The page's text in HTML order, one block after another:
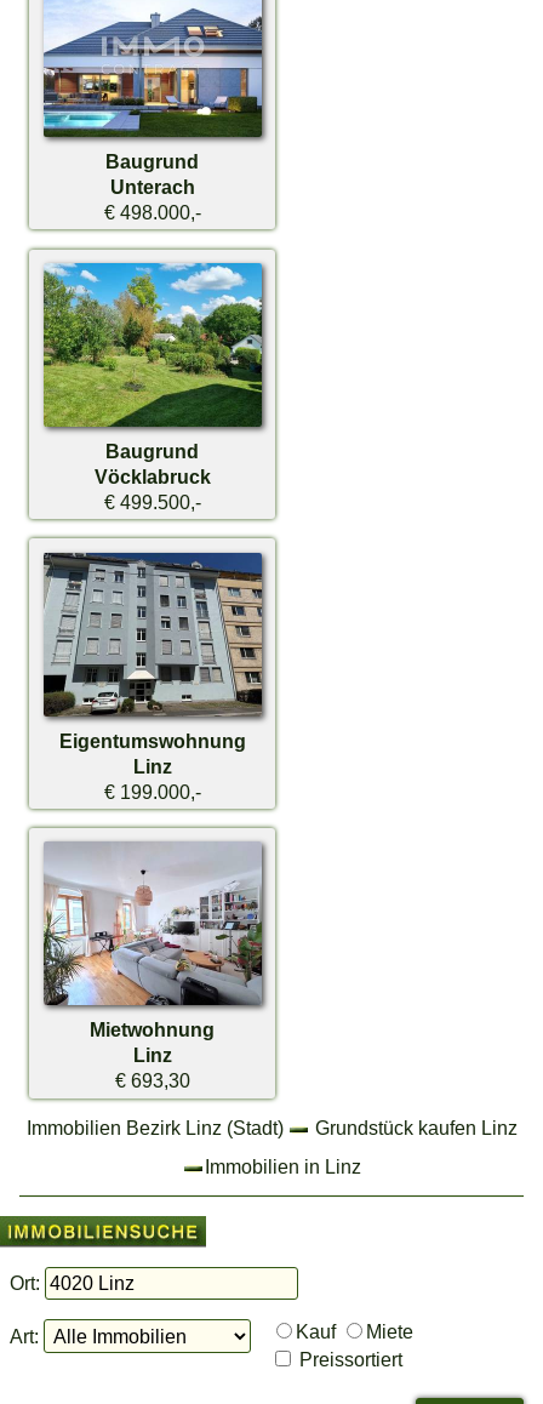
Baugrund
Unterach
€ 498.000,-
Baugrund
Vöcklabruck
€ 499.500,-
Eigentumswohnung
Linz
€ 199.000,-
Mietwohnung
Linz
€ 693,30
Immobilien Bezirk Linz (Stadt)
Grundstück kaufen Linz
Immobilien in Linz
Ort:
Art: Kauf
Miete
Preissortiert